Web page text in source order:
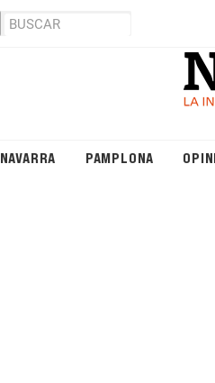
NAVARRA PAMPLONA